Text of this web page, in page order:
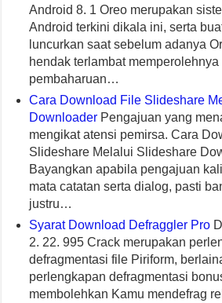
Android 8. 1 Oreo merupakan
Android terkini dikala ini, serta
luncurkan saat sebelum adanya
hendak terlambat
pembaharuan…
Cara Download File Slideshare
Downloader Pengajuan yang
mengikat atensi pemirsa. Cara
Slideshare Melalui Slideshare
Bayangkan apabila pengajuan
mata catatan serta dialog, pasti
justru…
Syarat Download Defraggler Pro
2. 22. 995 Crack merupakan
defragmentasi file Piriform,
perlengkapan defragmentasi
membolehkan Kamu mendefrag